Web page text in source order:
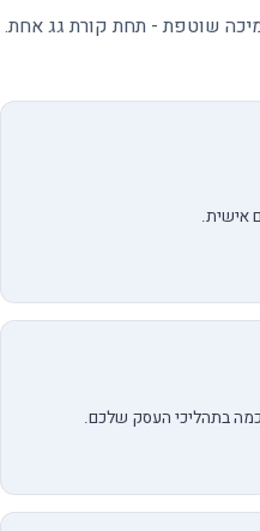
שוטפת - תחת קורת גג אחת.
אישית.
בתהליכי העסק שלכם.